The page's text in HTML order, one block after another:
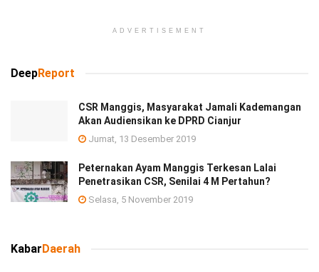
ADVERTISEMENT
DeepReport
CSR Manggis, Masyarakat Jamali Kademangan
Akan Audiensikan ke DPRD Cianjur
Jumat, 13 Desember 2019
Peternakan Ayam Manggis Terkesan Lalai
Penetrasikan CSR, Senilai 4 M Pertahun?
Selasa, 5 November 2019
KabarDaerah